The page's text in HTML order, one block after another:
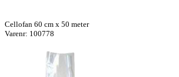
Cellofan 60 cm x 50 meter
Varenr: 100778